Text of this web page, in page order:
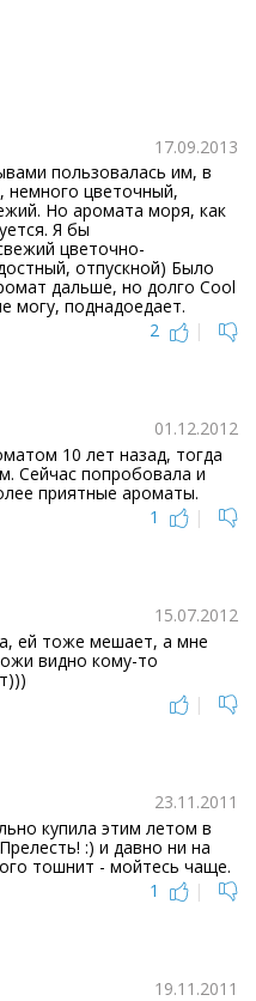
17.09.2013
пользовалась им, в
немного цветочный,
Но аромата моря, как
Я бы
цветочно-
отпускной) Было
дальше, но долго Cool
могу, поднадоедает.
2 |
01.12.2012
10 лет назад, тогда
Сейчас попробовала и
приятные ароматы.
1 |
15.07.2012
ей тоже мешает, а мне
видно кому-то
|
23.11.2011
купила этим летом в
:) и давно ни на
тошнит - мойтесь чаще.
1 |
19.11.2011